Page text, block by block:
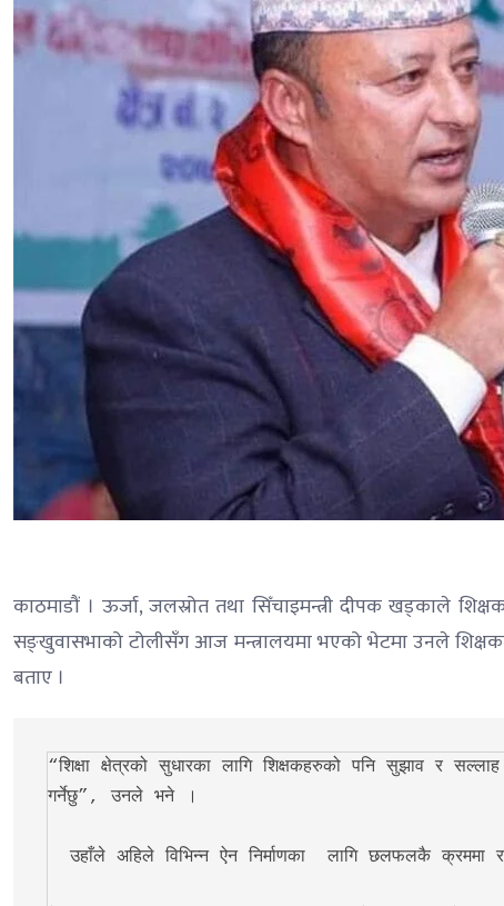
काठमाडौं । ऊर्जा, जलस्रोत तथा सिँचाइमन्त्री दीपक खड्काले
सङ्खुवासभाको टोलीसँग आज मन्त्रालयमा भएको भेटमा उनले
बताए ।
“शिक्षा क्षेत्रको सुधारका लागि शिक्षकहरुको पनि सुझाव र
गर्नेछु”, उनले भने ।